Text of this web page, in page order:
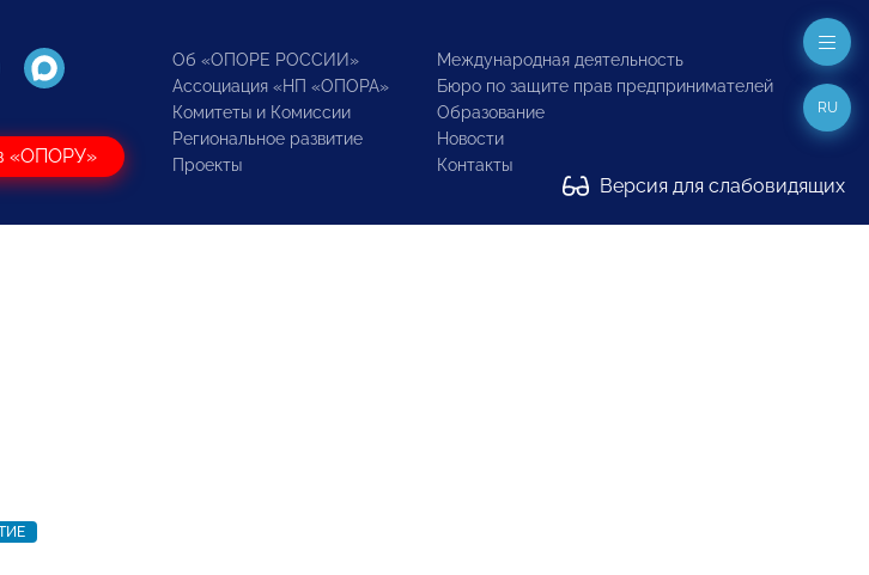
«ОПОРУ»
Об «ОПОРЕ РОССИИ»
Ассоциация «НП «ОПОРА»
Комитеты и Комиссии
Региональное развитие
Проекты
Международная деятельность
Бюро по защите прав предпринимателей
Образование
Новости
Контакты
Версия для слабовидящих
RU